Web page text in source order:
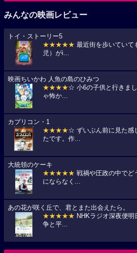
みんなの映画レビュー
トイ・ストーリー5
★★★★★ 最近街を歩いていて
児）がi...
映画ちいかわ 人魚の島のひみつ
★★★★☆ 小6の子供と行きま
ゃ怖か...
カプリコン・1
★★★★☆ ずいぶん前に見た感
たです。作...
大統領のケーキ
★★★★★ 戦禍や圧政の中でど
にならなく...
あの花が咲く丘で、君とまた出会えたら。
★★★★★ NHKラジオ深夜便
争と平...